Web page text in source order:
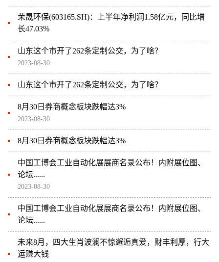
荣晟环保(603165.SH)：上半年净利润1.58亿元，同比增
长47.03%
山东这个市开了262条定制公交，为了啥？
2023-08-30
山东这个市开了262条定制公交，为了啥？
8月30日券商概念板块跌幅达3%
2023-08-30
8月30日券商概念板块跌幅达3%
中国工博会工业自动化展展商名录公布！内附展位图、
论坛......
2023-08-30
中国工博会工业自动化展展商名录公布！内附展位图、
论坛......
未来8月，四大生肖波澜不惊邂逅真爱，财丰利厚，行大
运赚大钱